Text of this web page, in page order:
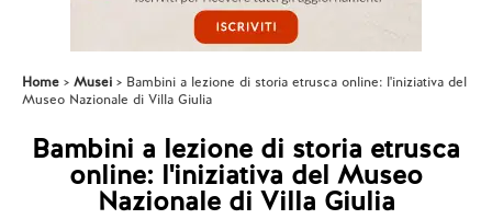
Home Musei
Bambini a lezione di storia etrusca online: l'iniziativa del
Museo Nazionale di Villa Giulia
Bambini a lezione di storia etrusca
online: l'iniziativa del Museo
Nazionale di Villa Giulia